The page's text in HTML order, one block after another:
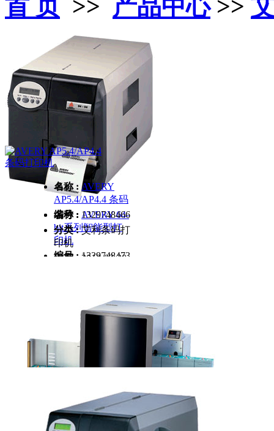
首 页>> 产品中心>>
名称 : AVERY 64-
bit系列智能型打
印机
编号 : 1329748473
2012-02-20
名称 : AVERY
AP5.4/AP4.4 条码
编号 : 1329748466
分类 :艾利条码打
印机
日期 : 2012-02-20